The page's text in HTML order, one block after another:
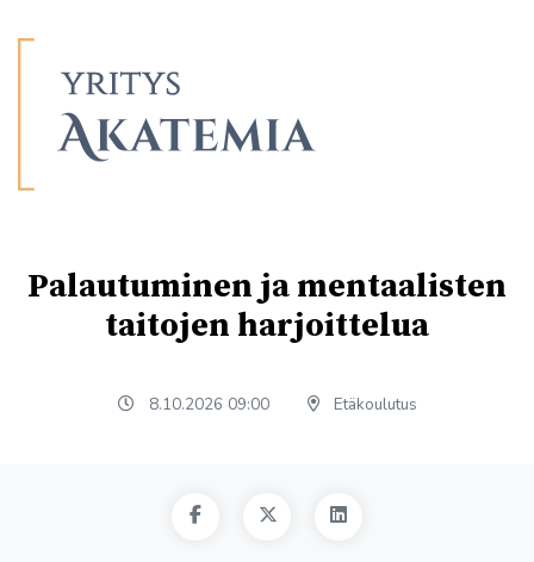
Palautuminen ja mentaalisten
taitojen harjoittelua
8.10.2026 09:00 Etäkoulutus